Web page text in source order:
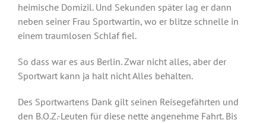
heimische Domizil. Und Sekunden später lag er dann
neben seiner Frau Sportwartin, wo er blitze schnelle in
einem traumlosen Schlaf fiel.
So dass war es aus Berlin. Zwar nicht alles, aber der
Sportwart kann ja halt nicht Alles behalten.
Des Sportwartens Dank gilt seinen Reisegefährten und
den B.O.Z.-Leuten für diese nette angenehme Fahrt. Bis